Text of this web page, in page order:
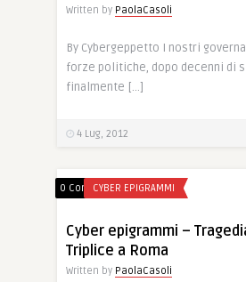
Written by PaolaCasoli
By Cybergeppetto I nostri
forze politiche, dopo decenni di
finalmente […]
4 Lug, 2012
0 CommentsCYBER EPIGRAMMI
Cyber epigrammi –
Triplice a Roma
Written by PaolaCasoli